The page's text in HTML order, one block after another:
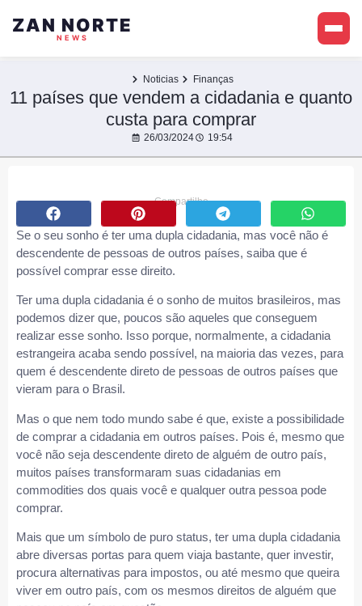
ZAN NORTE
NEWS
Noticias Finanças
11 países que vendem a cidadania e quanto
custa para comprar
26/03/2024 19:54
Compartilhe
Se o seu sonho é ter uma dupla cidadania, mas você não é
descendente de pessoas de outros países, saiba que é
possível comprar esse direito.
Ter uma dupla cidadania é o sonho de muitos brasileiros, mas
podemos dizer que, poucos são aqueles que conseguem
realizar esse sonho. Isso porque, normalmente, a cidadania
estrangeira acaba sendo possível, na maioria das vezes, para
quem é descendente direto de pessoas de outros países que
vieram para o Brasil.
Mas o que nem todo mundo sabe é que, existe a possibilidade
de comprar a cidadania em outros países. Pois é, mesmo que
você não seja descendente direto de alguém de outro país,
muitos países transformaram suas cidadanias em
commodities dos quais você e qualquer outra pessoa pode
comprar.
Mais que um símbolo de puro status, ter uma dupla cidadania
abre diversas portas para quem viaja bastante, quer investir,
procura alternativas para impostos, ou até mesmo que queira
viver em outro país, com os mesmos direitos de alguém que